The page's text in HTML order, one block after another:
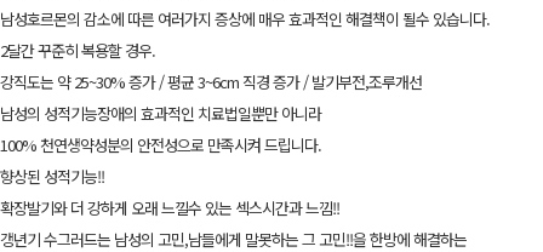
남성호르몬의 감소에 따른 여러가지 증상에 매우 효과적인 해결책이 될수 있습니다.
2달간 꾸준히 복용할 경우.
강직도는 약 25~30% 증가 / 평균 3~6cm 직경 증가 / 발기부전,조루개선
남성의 성적기능장애의 효과적인 치료법일뿐만 아니라
100% 천연생약성분의 안전성으로 만족시켜 드립니다.
향상된 성적기능!!
확장발기와 더 강하게 오래 느낄수 있는 섹스시간과 느낌!!
갱년기 수그러드는 남성의 고민,남들에게 말못하는 그 고민!!을 한방에 해결하는